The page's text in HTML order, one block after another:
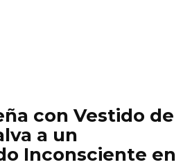
con Vestido de
a un
Inconsciente en